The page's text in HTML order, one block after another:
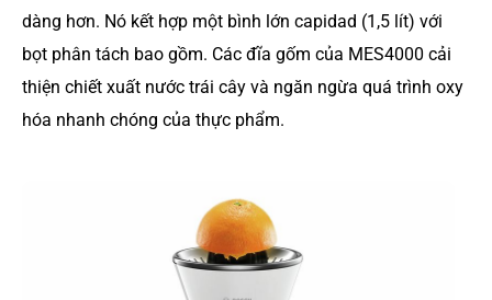
dàng hơn. Nó kết hợp một bình lớn capidad (1,5 lít) với
bọt phân tách bao gồm. Các đĩa gốm của MES4000 cải
thiện chiết xuất nước trái cây và ngăn ngừa quá trình oxy
hóa nhanh chóng của thực phẩm.